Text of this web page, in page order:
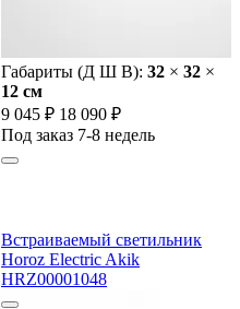
Габариты (Д Ш В): 32 × 32 ×
12 cм
9 045 ₽ 18 090 ₽
Под заказ 7-8 недель
Встраиваемый светильник
Horoz Electric Akik
HRZ00001048